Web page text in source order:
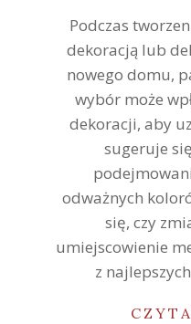
27Podczas
dekoracją lub
nowego domu,
wybór może
dekoracji, aby
sugeruje
odważnych
się, czy
umiejscowienie
z